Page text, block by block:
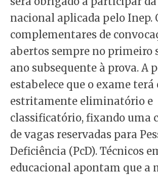
nacional aplicada pelo Inep.
complementares de
abertos sempre no primeiro
ano subsequente à prova. A
estabelece que o exame terá
estritamente eliminatório e
classificatório, fixando uma
de vagas reservadas para
Deficiência (PcD). Técnicos
educacional apontam que a